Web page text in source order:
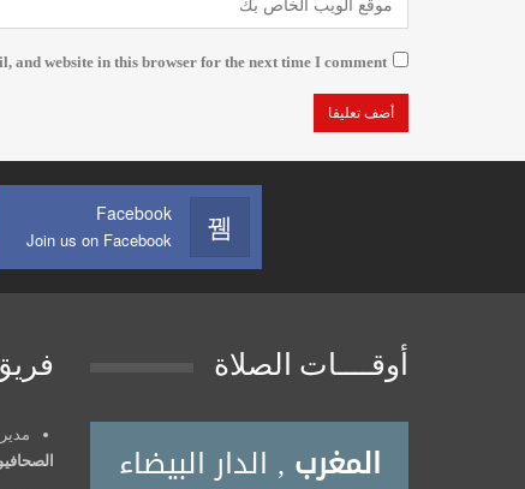
and website in this browser for the next time I comment.
Facebook
Join us on Facebook
أوقــــات الصلاة
مدير